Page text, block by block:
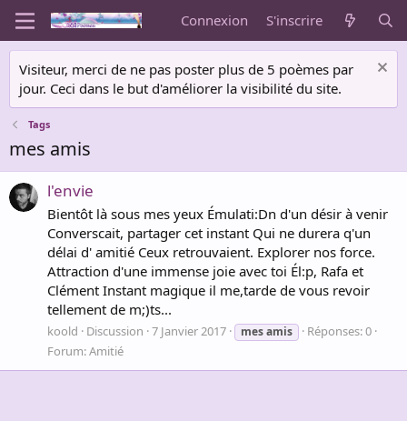
Connexion S'inscrire
Visiteur, merci de ne pas poster plus de 5 poèmes par
jour. Ceci dans le but d'améliorer la visibilité du site.
Tags
mes amis
l'envie
Bientôt là sous mes yeux Émulati:Dn d'un désir à venir
Converscait, partager cet instant Qui ne durera q'un
délai d' amitié Ceux retrouvaient. Explorer nos force.
Attraction d'une immense joie avec toi Él:p, Rafa et
Clément Instant magique il me,tarde de vous revoir
tellement de m;)ts...
koold Discussion 7 Janvier 2017 mesamis
Réponses: 0
Forum:Amitié